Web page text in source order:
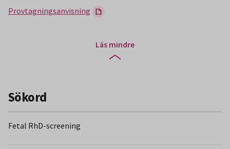
Provtagningsanvisning
Läs mindre
Sökord
Fetal RhD-screening